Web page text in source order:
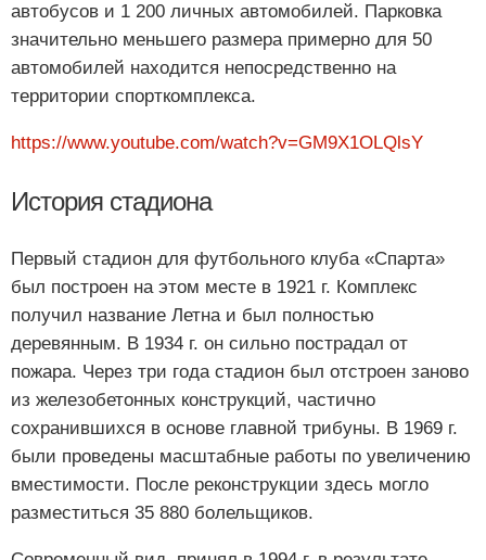
автобусов и 1 200 личных автомобилей. Парковка
значительно меньшего размера примерно для 50
автомобилей находится непосредственно на
территории спорткомплекса.
https://www.youtube.com/watch?v=GM9X1OLQlsY
История стадиона
Первый стадион для футбольного клуба «Спарта»
был построен на этом месте в 1921 г. Комплекс
получил название Летна и был полностью
деревянным. В 1934 г. он сильно пострадал от
пожара. Через три года стадион был отстроен заново
из железобетонных конструкций, частично
сохранившихся в основе главной трибуны. В 1969 г.
были проведены масштабные работы по увеличению
вместимости. После реконструкции здесь могло
разместиться 35 880 болельщиков.